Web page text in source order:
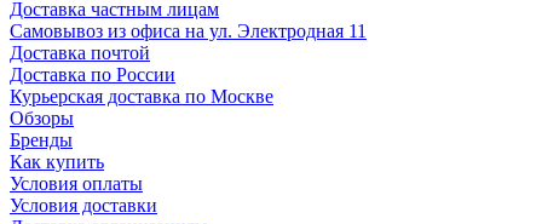
Доставка частным лицам
Самовывоз из офиса на ул. Электродная 11
Доставка почтой
Доставка по России
Курьерская доставка по Москве
Обзоры
Бренды
Как купить
Условия оплаты
Условия доставки